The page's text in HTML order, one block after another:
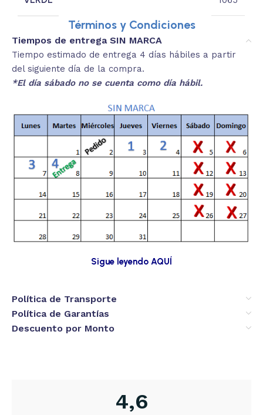
Términos y Condiciones
Tiempos de entrega SIN MARCA
Tiempo estimado de entrega 4 días hábiles a partir
del siguiente día de la compra.
*El día sábado no se cuenta como día hábil.
Sigue leyendo AQUÍ
Política de Transporte
Política de Garantías
Descuento por Monto
4,6